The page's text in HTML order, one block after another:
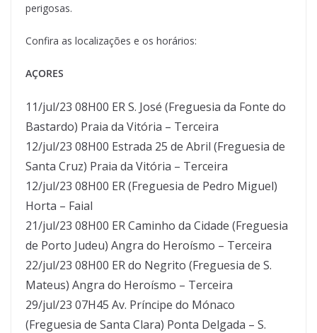
perigosas.
Confira as localizações e os horários:
AÇORES
11/jul/23 08H00 ER S. José (Freguesia da Fonte do
Bastardo) Praia da Vitória – Terceira
12/jul/23 08H00 Estrada 25 de Abril (Freguesia de
Santa Cruz) Praia da Vitória – Terceira
12/jul/23 08H00 ER (Freguesia de Pedro Miguel)
Horta – Faial
21/jul/23 08H00 ER Caminho da Cidade (Freguesia
de Porto Judeu) Angra do Heroísmo – Terceira
22/jul/23 08H00 ER do Negrito (Freguesia de S.
Mateus) Angra do Heroísmo – Terceira
29/jul/23 07H45 Av. Príncipe do Mónaco
(Freguesia de Santa Clara) Ponta Delgada – S.